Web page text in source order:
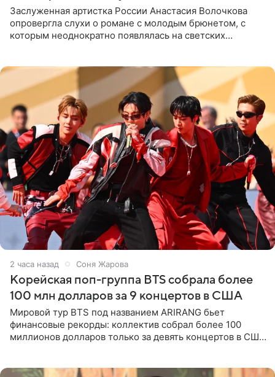
Заслуженная артистка России Анастасия Волочкова
опровергла слухи о романе с молодым брюнетом, с
которым неоднократно появлялась на светских
2 часа назад Соня Жарова
Корейская поп-группа BTS собрала более
100 млн долларов за 9 концертов в США
Мировой тур BTS под названием ARIRANG бьет
финансовые рекорды: коллектив собрал более 100
миллионов долларов только за девять концертов в США.